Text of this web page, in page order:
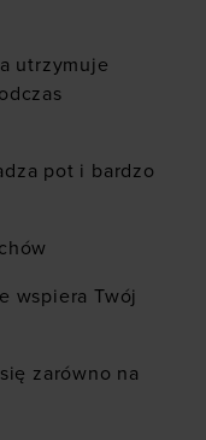
utrzymuje
pot i bardzo
wspiera Twój
zarówno na